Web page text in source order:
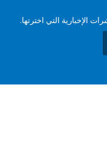
الإخبارية التي اخترتها.